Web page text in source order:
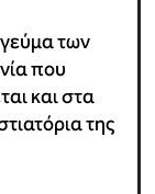
των
που
και στα
της